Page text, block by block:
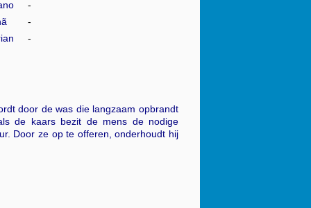
door de was die langzaam opbrandt
de kaars bezit de mens de nodige
Door ze op te offeren, onderhoudt hij